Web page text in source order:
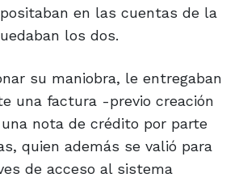
en las cuentas de la
los dos.
su maniobra, le entregaban
una factura -previo creación
nota de crédito por parte
quien además se valió para
de acceso al sistema